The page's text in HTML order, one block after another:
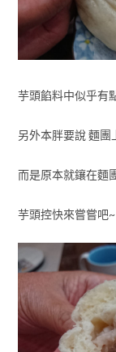
芋頭餡料中似乎有
另外本胖要說 麵團
而是原本就鑲在麵
芋頭控快來嘗嘗吧~